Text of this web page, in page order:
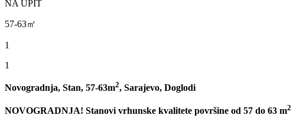
NA UPIT
57-63㎡
1
1
Novogradnja, Stan, 57-63m2, Sarajevo, Doglodi
NOVOGRADNJA! Stanovi vrhunske kvalitete površine od 57 do 63 m2